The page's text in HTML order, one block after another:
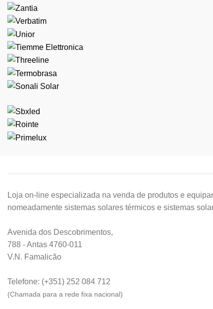
Loja on-line especializada na venda de produtos e
nomeadamente sistemas solares térmicos e sistemas
Avenida dos Descobrimentos,
788 - Antas 4760-011
V.N. Famalicão
Telefone: (+351) 252 084 712
(Chamada para a rede fixa nacional)